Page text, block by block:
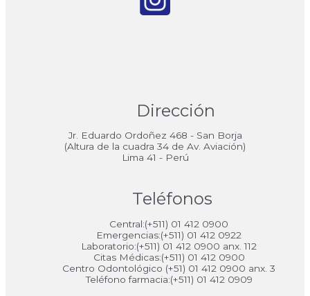
Dirección
Jr. Eduardo Ordoñez 468 - San Borja
(Altura de la cuadra 34 de Av. Aviación)
Lima 41 - Perú
Teléfonos
Central:(+511) 01 412 0900
Emergencias:(+511) 01 412 0922
Laboratorio:(+511) 01 412 0900 anx. 112
Citas Médicas:(+511) 01 412 0900
Centro Odontológico (+51) 01 412 0900 anx. 3
Teléfono farmacia:(+511) 01 412 0909